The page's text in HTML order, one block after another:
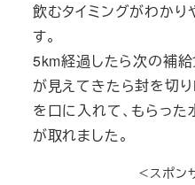
飲むタイミングがわか
す。
5km経過したら次の補
が見えてきたら封を切り
を口に入れて、もらっ
が取れました。
＜スポン